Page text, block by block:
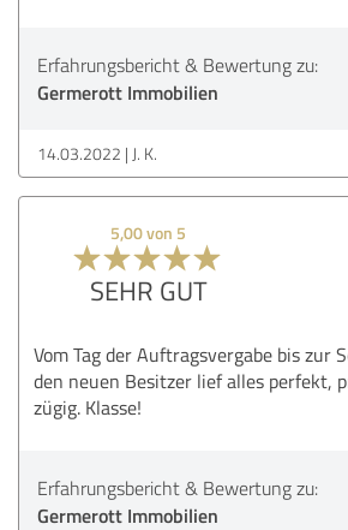
Erfahrungsbericht & Bewertung zu:
Germerott Immobilien
14.03.2022 J. K.
5,00 von 5
SEHR GUT
Vom Tag der Auftragsvergabe bis zur
den neuen Besitzer lief alles perfekt,
zügig. Klasse!
Erfahrungsbericht & Bewertung zu:
Germerott Immobilien